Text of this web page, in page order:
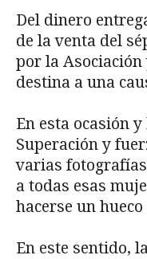
Del dinero
de la venta del
por la Asociación
destina a una
En esta ocasión
Superación y
varias
a todas esas
hacerse un
En este sentido,